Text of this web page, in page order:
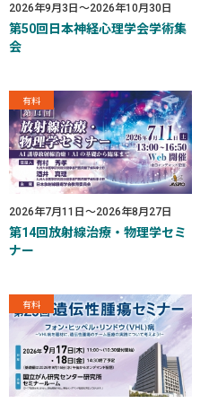
2026年9月3日～2026年10月30日
第50回日本神経心理学会学術集
会
有料
2026年7月11日～2026年8月27日
第14回放射線治療・物理学セミ
ナー
有料